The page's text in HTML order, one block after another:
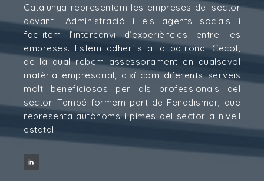
Catalunya representem les empreses del sector
davant l’Administració i els agents socials i
facilitem l’intercanvi d’experiències entre les
empreses. Estem adherits a la patronal Cecot,
de la qual rebem assessorament en qualsevol
matèria empresarial, així com diferents serveis
molt beneficiosos per als professionals del
sector. També formem part de Fenadismer, que
representa autònoms i pimes del sector a nivell
estatal.